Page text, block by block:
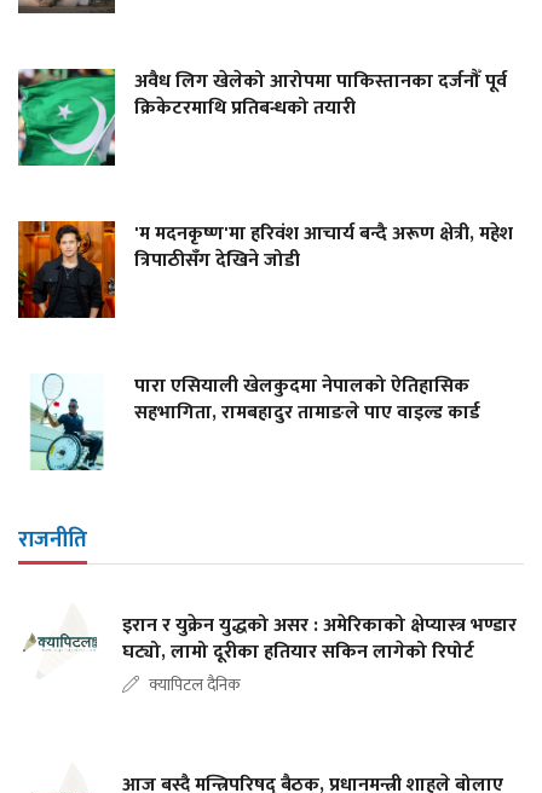
अवैध लिग खेलेको आरोपमा पाकिस्तानका दर्जनौँ पूर्व
क्रिकेटरमाथि प्रतिबन्धको तयारी
'म मदनकृष्ण'मा हरिवंश आचार्य बन्दै अरूण क्षेत्री, महेश
त्रिपाठीसँग देखिने जोडी
पारा एसियाली खेलकुदमा नेपालको ऐतिहासिक
सहभागिता, रामबहादुर तामाङले पाए वाइल्ड कार्ड
राजनीति
इरान र युक्रेन युद्धको असर : अमेरिकाको क्षेप्यास्त्र भण्डार
घट्यो, लामो दूरीका हतियार सकिन लागेको रिपोर्ट
क्यापिटल दैनिक
आज बस्दै मन्त्रिपरिषद् बैठक, प्रधानमन्त्री शाहले बोलाए